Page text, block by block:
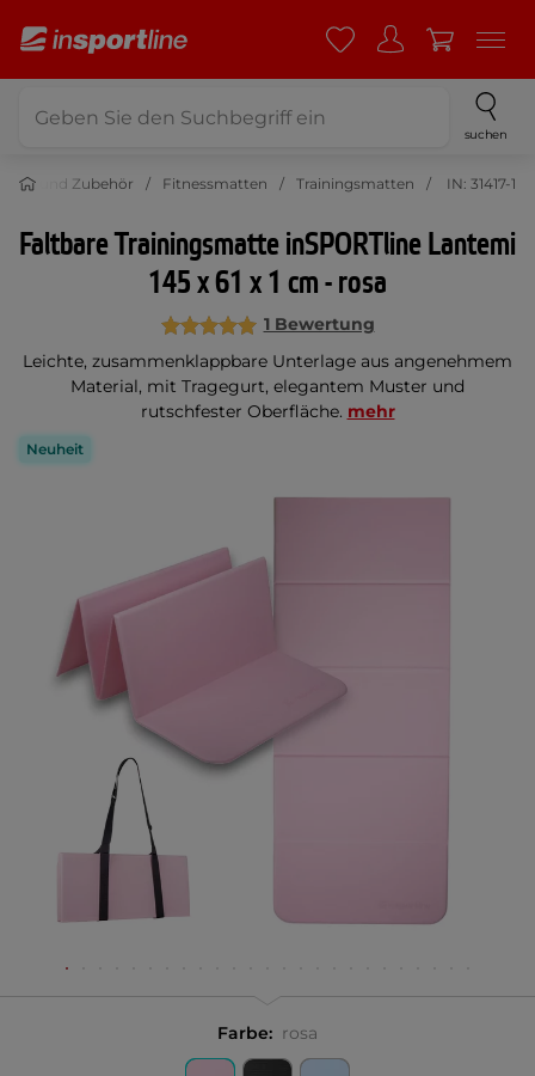
suchen
und Zubehör Fitnessmatten Trainingsmatten IN: 31417-1
Faltbare Trainingsmatte inSPORTline Lantemi
145 x 61 x 1 cm - rosa
1 Bewertung
Leichte, zusammenklappbare Unterlage aus angenehmem
Material, mit Tragegurt, elegantem Muster und
rutschfester Oberfläche. mehr
Neuheit
Farbe: rosa